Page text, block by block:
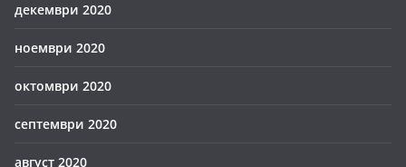
декември 2020
ноември 2020
октомври 2020
септември 2020
август 2020